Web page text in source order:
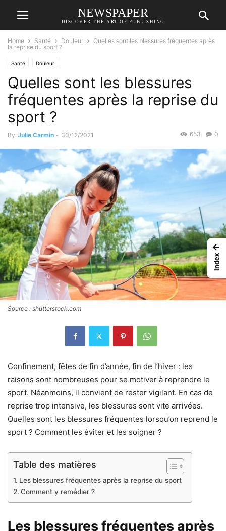
NEWSPAPER
DISCOVER THE ART OF PUBLISHING
Home Santé Douleur
Quelles sont les blessures fréquentes après
la reprise du sport ?
Santé Douleur
Quelles sont les blessures
fréquentes après la reprise du
sport ?
By Julie Carmin - 30/12/2021 0
653
Source : shutterstock.com
Confinement, fêtes de fin d’année, fin de l’hiver : les
raisons sont nombreuses pour se motiver à reprendre le
sport. Néanmoins, il convient de rester vigilant. En cas de
reprise trop intensive, les blessures sont vite arrivées.
Quelles sont les blessures fréquentes lorsqu’on reprend le
sport ? Comment les éviter et les soigner ?
Table des matières
Les blessures fréquentes après la reprise du sport
Comment y remédier ?
Les blessures fréquentes après
←
Index